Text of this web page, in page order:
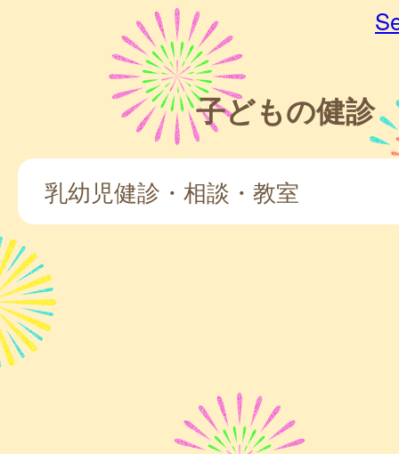
子どもの健診
乳幼児健診・相談・教室